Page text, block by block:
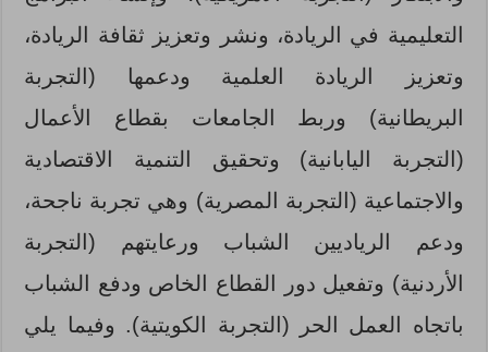
التعليمية في الريادة، ونشر وتعزيز ثقافة الريادة،
وتعزيز الريادة العلمية ودعمها (التجربة
البريطانية) وربط الجامعات بقطاع الأعمال
(التجربة اليابانية) وتحقيق التنمية الاقتصادية
والاجتماعية (التجربة المصرية) وهي تجربة ناجحة،
ودعم الرياديين الشباب ورعايتهم (التجربة
الأردنية) وتفعيل دور القطاع الخاص ودفع الشباب
باتجاه العمل الحر (التجربة الكويتية). وفيما يلي